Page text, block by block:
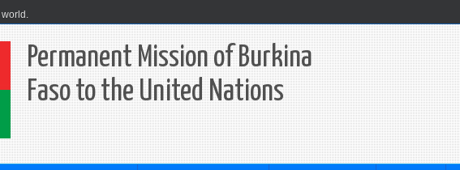
world.
Permanent Mission of Burkina
Faso to the United Nations